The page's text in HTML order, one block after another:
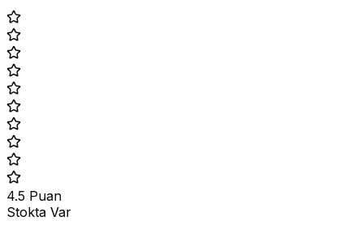
4.5 Puan
Stokta Var